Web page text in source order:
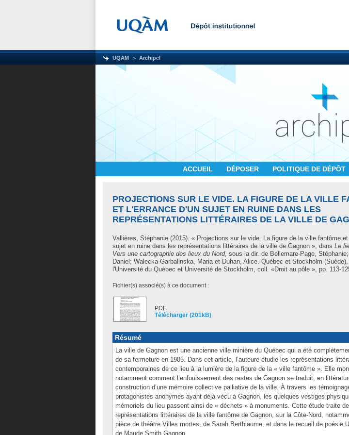
UQAM Archipel
ACCUEIL DÉPOSER POLITIQUE DE DÉPÔT
PROJECTIONS SUR LE VIDE. LA FIGURE DE LA VILLE
ET L'ERRANCE D'UN SUJET EN RUINE DANS LES
REPRÉSENTATIONS LITTÉRAIRES DE LA VILLE DE
Vallières, Stéphanie (2015). « Projections sur le vide. La figure de la ville fantôme et
sujet en ruine dans les représentations littéraires de la ville de Gagnon », dans Le
Vers une cartographie des lieux du Nord, sous la dir. de Bellemare-Page, Stéphanie;
Daniel ; Walecka-Garbalinska, Mariaet Duhan, Alice. Québec et Stockholm
l'Université du Québec et Université de Stockholm, coll. «Droit au pôle », pp. 113-
Fichier(s) associé(s) à ce document :
PDF
Télécharger (201kB)
Résumé
La ville de Gagnon est une ancienne ville minière du Québec qui a été
de sa fermeture en 1985. Dans cet article, l’auteure étudie les représentations
contemporaines de ce lieu à la lumière de la figure de la « ville fantôme ». Elle
notamment comment l’enfouissement des restes de Gagnon se traduit, en
construction d’une mémoire collective palliative de la ville. À travers les
protagonistes anonymes ayant déjà vécu à Gagnon, les quelques vestiges
mémoriels du lieu passent ainsi de « déchets » à monuments. Cette étude traite
représentations littéraires de la ville fantôme de Gagnon, sur la Côte-Nord,
pièce de théâtre Villes mortes, de Sarah Berthiaume, et dans le recueil de poésie
de Maude Smith Gagnon.